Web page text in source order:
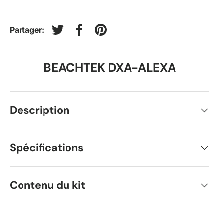
Partager:
Tweeter sur Twitter
Partager sur Facebook
Épingler sur Pinterest
BEACHTEK DXA-ALEXA
Description
Spécifications
Contenu du kit